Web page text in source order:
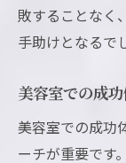
敗することなく
手助けとなるで
美容室での成
美容室での成功
ーチが重要です